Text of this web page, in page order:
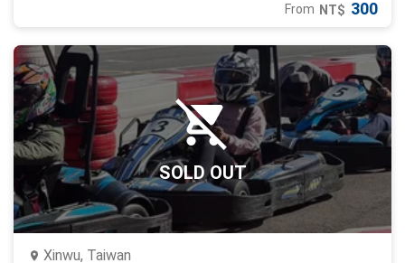
From NT$ 300
SOLD OUT
Xinwu, Taiwan